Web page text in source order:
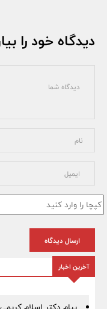
دیدگاه خود را
ارسال دیدگاه
آخرین اخبار